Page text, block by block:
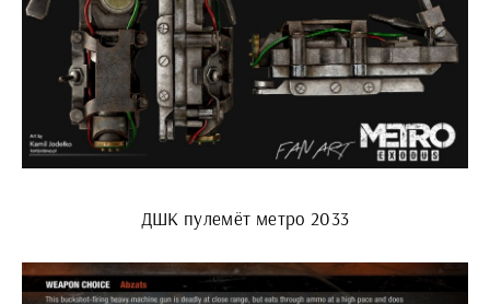
ДШК пулемёт метро 2033